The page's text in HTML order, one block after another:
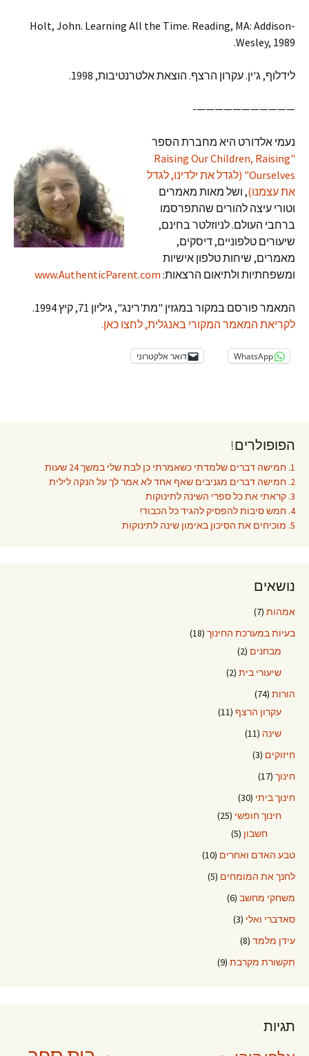
Holt, John. Learning All the Time. Reading, MA: Addison-
Wesley, 1989.
לידלוף, ג'ין. עקרון הרצף. הוצאת אלטרנטיבות, 1998.
———————————-
נעמי אלדורט היא מחברת הספר
"Raising Our Children, Raising
Ourselves" (לגדל את ילדינו, לגדל
את עצמנו), ושל מאות מאמרים
וטורי עיצה להורים שהתפרסמו
ברחבי העולם. לניוזלטר בחינם,
שיעורים טלפוניים, דיסקים,
מאמרים, שיחות טלפון אישיות
ומשפחתיות ולתיאום הרצאות: www.AuthenticParent.com
המאמר פורסם במקור במגזין "מת'רינג", גיליון 71, קיץ 1994.
לקריאת המאמר המקורי באנגלית, לחצו כאן.
WhatsApp דואר אלקטרוני
הפופולרים!
1. חמישה דברים שלמדתי כשאמרתי כן לבת שלי במשך 24 שעות
2. חמישה דברים מגניבים שאף אחד לא אמר לך על הנקה לילית
3. קראתי את כל ספרי השינה לתינוקות
4. חמש סיבות להפסיק להגיד כל הכבוד!
5. מוכיחים את הסיכון באימון שינה לתינוקות
נושאים
אמהות (7)
בעיות במערכת החינוך (18)
מבחנים (2)
שיעורי בית (2)
הורות (74)
עקרון הרצף (11)
שינה (11)
חיזוקים (3)
חינוך (17)
חינוך ביתי (30)
חינוך חופשי (25)
חשבון (5)
טבע האדם ואחרים (10)
לחנך את המומחים (5)
משחקי מחשב (6)
סאדברי ואלי (3)
עידן מלמד (8)
תקשורת מקרבת (9)
תגיות